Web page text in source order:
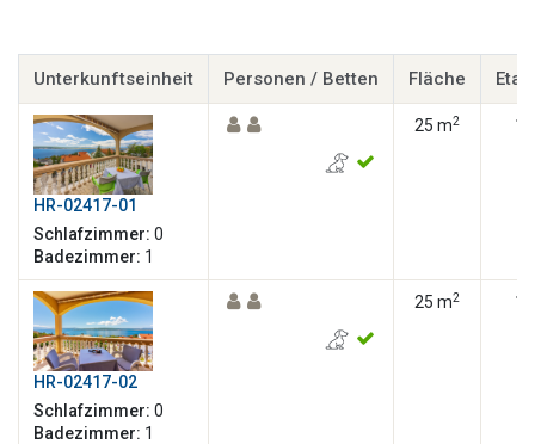
Unterkunftseinheit Personen / Betten Fläche
HR-02417-01
Schlafzimmer: 0
Badezimmer: 1
25 m2 1
HR-02417-02
Schlafzimmer: 0
Badezimmer: 1
25 m2 1